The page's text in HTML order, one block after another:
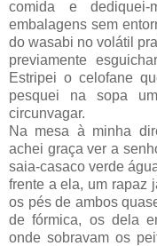
comida e
embalagens sem
do wasabi no volátil
previamente
Estripei o celofane
pesquei na sopa
circunvagar.
Na mesa à minha
achei graça ver a
saia-casaco verde
frente a ela, um rapaz
os pés de ambos
de fórmica, os dela
onde sobravam os